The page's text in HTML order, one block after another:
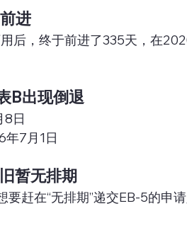
进
后，终于前进了335天，在
B出现倒退
8日
7月1日
暂无排期
要赶在“无排期”递交EB-5的申